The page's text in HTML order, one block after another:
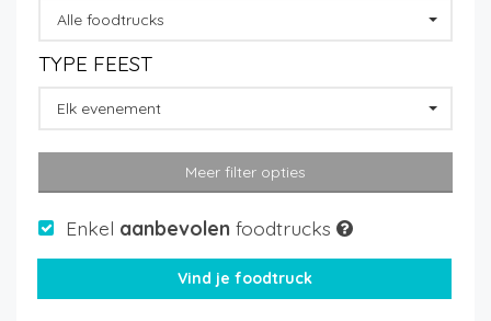
Alle foodtrucks
TYPE FEEST
Elk evenement
Meer filter opties
Enkel aanbevolen foodtrucks